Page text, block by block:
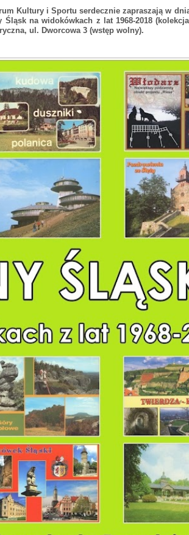
Kultury i Sportu serdecznie zapraszają w
na widokówkach z lat 1968-2018
ul. Dworcowa 3 (wstęp wolny).